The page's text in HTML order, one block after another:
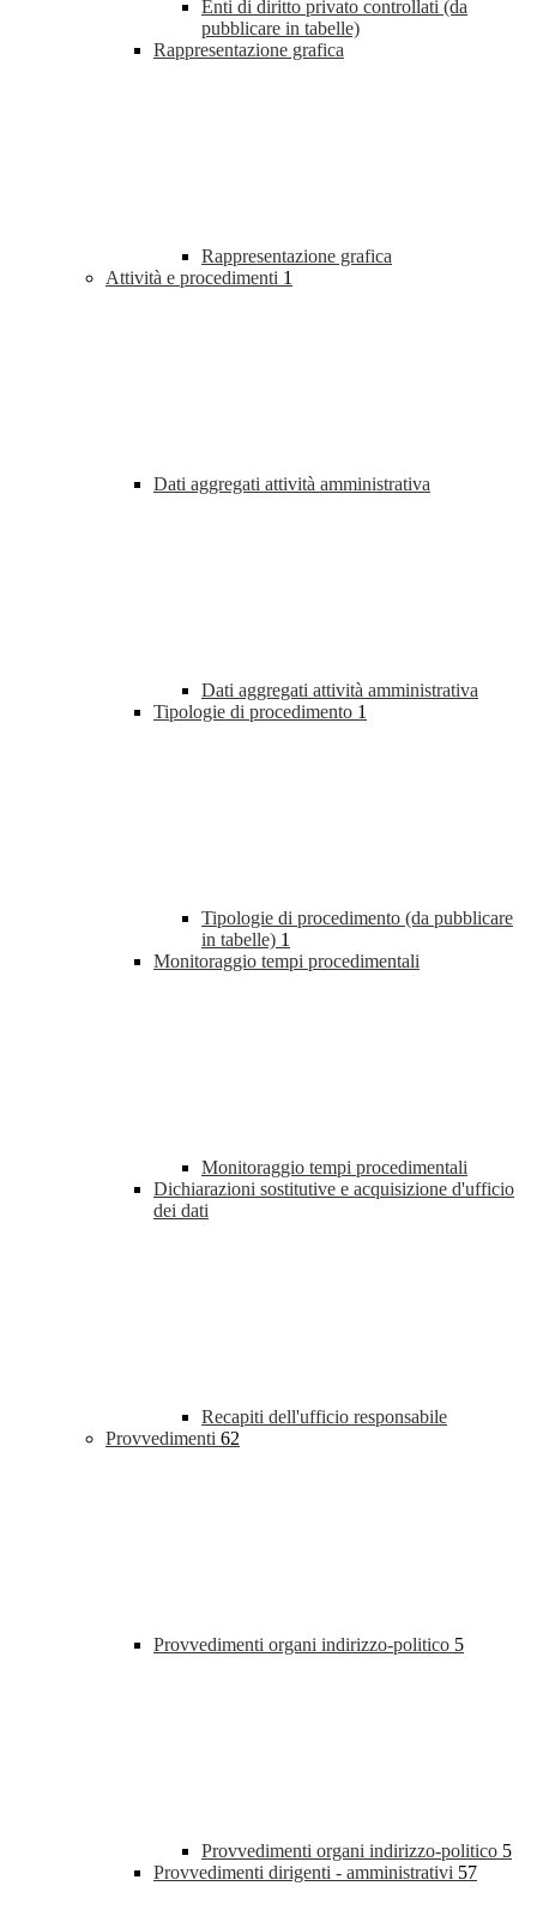
Enti di diritto privato controllati (da
pubblicare in tabelle)
Rappresentazione grafica
Rappresentazione grafica
Attività e procedimenti 1
Dati aggregati attività amministrativa
Dati aggregati attività amministrativa
Tipologie di procedimento 1
Tipologie di procedimento (da pubblicare
in tabelle) 1
Monitoraggio tempi procedimentali
Monitoraggio tempi procedimentali
Dichiarazioni sostitutive e acquisizione d'ufficio
dei dati
Recapiti dell'ufficio responsabile
Provvedimenti 62
Provvedimenti organi indirizzo-politico 5
Provvedimenti organi indirizzo-politico 5
Provvedimenti dirigenti - amministrativi 57